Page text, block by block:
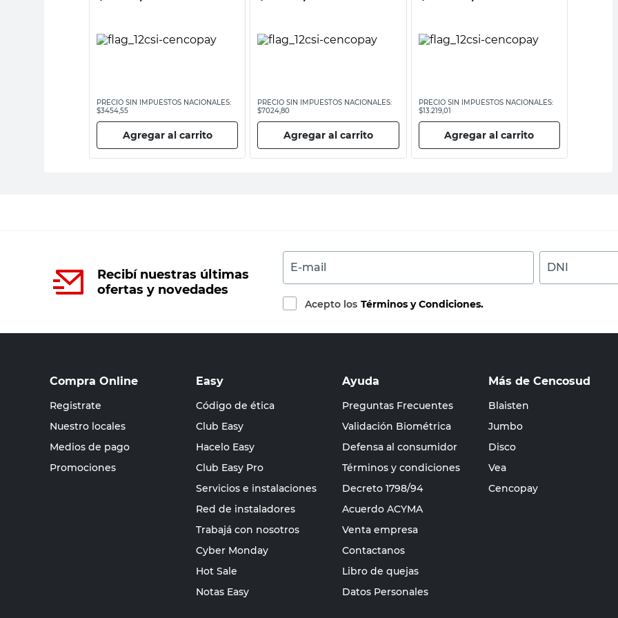
PRECIO SIN IMPUESTOS NACIONALES:
$3454,55
Agregar al carrito
PRECIO SIN IMPUESTOS NACIONALES:
$7024,80
Agregar al carrito
PRECIO SIN IMPUESTOS NACIONALES:
$13.219,01
Agregar al carrito
Recibí nuestras últimas
ofertas y novedades
E-mail DNI
Acepto los Términos y Condiciones.
Compra Online
Registrate
Nuestro locales
Medios de pago
Promociones
Easy
Código de ética
Club Easy
Hacelo Easy
Club Easy Pro
Servicios e instalaciones
Red de instaladores
Trabajá con nosotros
Cyber Monday
Hot Sale
Notas Easy
Ayuda
Preguntas Frecuentes
Validación Biométrica
Defensa al consumidor
Términos y condiciones
Decreto 1798/94
Acuerdo ACYMA
Venta empresa
Contactanos
Libro de quejas
Datos Personales
Más de Cencosud
Blaisten
Jumbo
Disco
Vea
Cencopay